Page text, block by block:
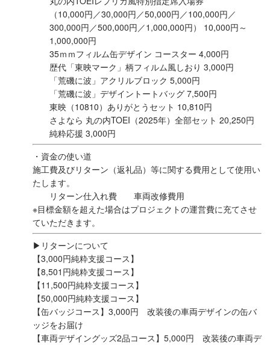
（10,000円／30,000円／50,000円／100,000円／
300,000円／500,000円／1,000,000円） 10,000円～
1,000,000円
35ｍｍフィルム缶デザイン コースター 4,000円
歴代「東映マーク」柄フィルム風しおり 3,000円
「荒磯に波」アクリルブロック 5,000円
「荒磯に波」デザイントートバッグ 7,500円
東映（10810）ありがとうセット 10,810円
さよなら 丸の内TOEI（2025年）全部セット 20,250円
純粋応援 3,000円
・資金の使い道
施工費及びリターン（返礼品）等に関する費用として使用い
たします。
リターン仕入れ費 車両改修費用
※目標金額を超えた場合はプロジェクトの運営費に充てさせ
ていただきます。
▶リターンについて
【3,000円純粋支援コース】
【8,501円純粋支援コース】
【11,500円純粋支援コース】
【50,000円純粋支援コース】
【缶バッジコース】3,000円 改装後の車両デザインの缶バ
ッジをお届け
【車両デザイングッズ2品コース】5,000円 改装後の車両デ